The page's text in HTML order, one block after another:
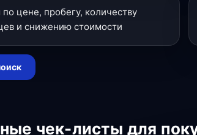
цене, пробегу, количеству
и снижению стоимости
чек-листы для